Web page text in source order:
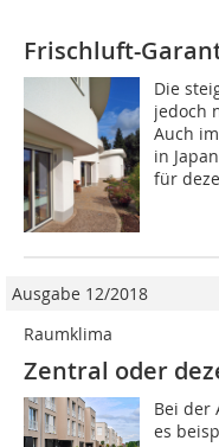
Frischluft-
Die
jedoch
Auch
in
für
Ausgabe 12/2018
Raumklima
Zentral oder
Bei der
es